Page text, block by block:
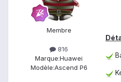
Membre
816
Marque:Huawei
Modèle:Ascend P6